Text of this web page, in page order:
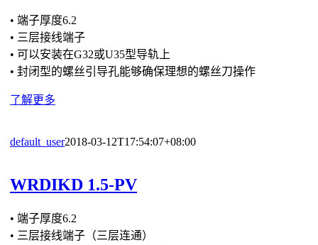
• 端子厚度6.2
• 三层接线端子
• 可以安装在G32或U35型导轨上
• 封闭型的螺丝引导孔能够确保理想的螺丝刀操作
了解更多
default_user2018-03-12T17:54:07+08:00
WRDIKD 1.5-PV
• 端子厚度6.2
• 三层接线端子（三层连通）